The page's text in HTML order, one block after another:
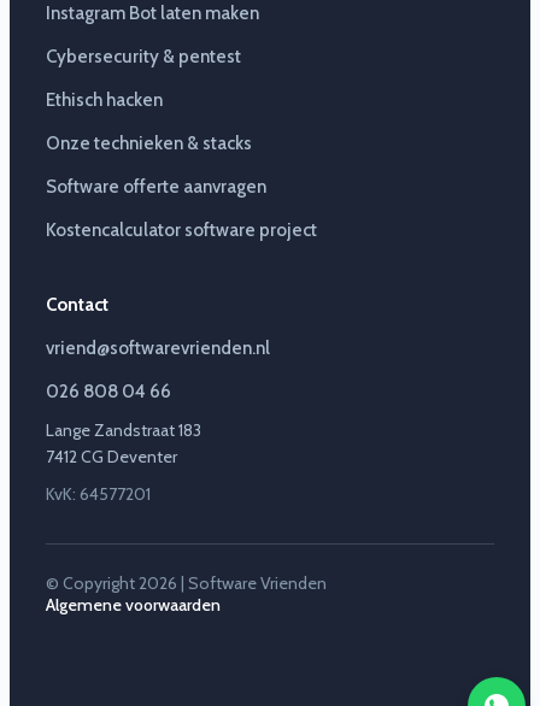
Instagram Bot laten maken
Cybersecurity & pentest
Ethisch hacken
Onze technieken & stacks
Software offerte aanvragen
Kostencalculator software project
Contact
vriend@softwarevrienden.nl
026 808 04 66
Lange Zandstraat 183
7412 CG Deventer
KvK: 64577201
© Copyright 2026 | Software Vrienden
Algemene voorwaarden